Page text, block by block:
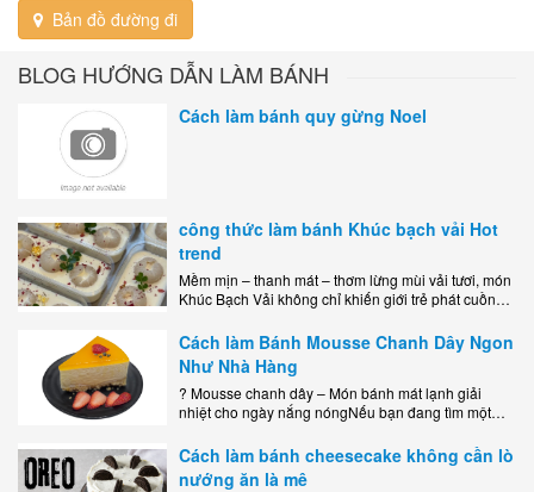
Bản đồ đường đi
BLOG HƯỚNG DẪN LÀM BÁNH
Cách làm bánh quy gừng Noel
công thức làm bánh Khúc bạch vải Hot
trend
Mềm mịn – thanh mát – thơm lừng mùi vải tươi, món
Khúc Bạch Vải không chỉ khiến giới trẻ phát cuồng
Cách làm Bánh Mousse Chanh Dây Ngon
Như Nhà Hàng
? Mousse chanh dây – Món bánh mát lạnh giải
nhiệt cho ngày nắng nóngNếu bạn đang tìm một
dễ..
Cách làm bánh cheesecake không cần lò
nướng ăn là mê